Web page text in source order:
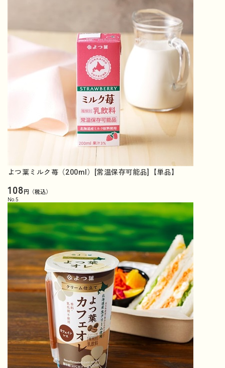
よつ葉ミルク苺（200ml）[常温保存可能品]【単品】
108円（税込）
No. 5